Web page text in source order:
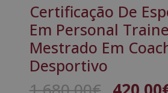
Certificação De
Em Personal
Mestrado Em
Desportivo
O